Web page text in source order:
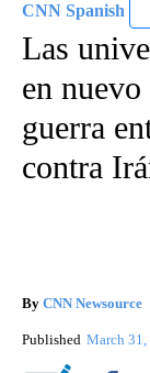
CNN Spanish
Las
en
guerra
contra
By CNN Newsource
Published March 31,